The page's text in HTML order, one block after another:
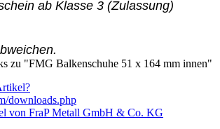
ab Klasse 3 (Zulassung)
zu "FMG Balkenschuhe 51 x 164 mm innen"
downloads.php
von FraP Metall GmbH & Co. KG